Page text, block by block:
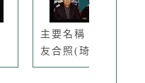
主要名稱：琦君與文
友合照(琦...